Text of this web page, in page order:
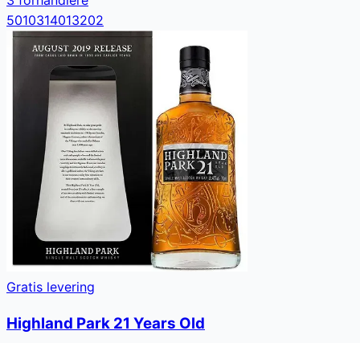
5010314013202
Gratis levering
Highland Park 21 Years Old